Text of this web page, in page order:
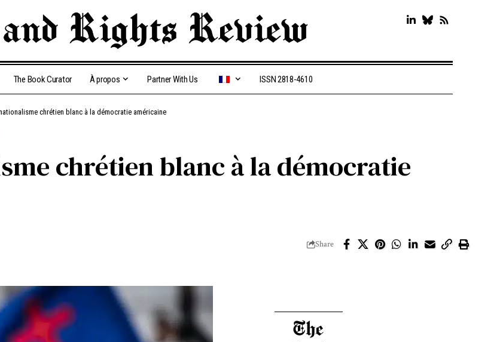
The Book Curator À propos Partner With Us ISSN 2818-4610
chrétien blanc à la démocratie américaine
chrétien blanc à la démocratie
Share
The